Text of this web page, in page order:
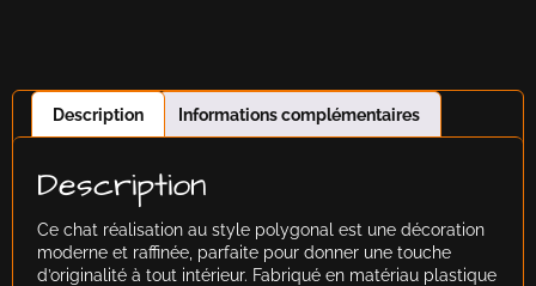
Description Informations complémentaires
Description
Ce chat réalisation au style polygonal est une décoration
moderne et raffinée, parfaite pour donner une touche
d’originalité à tout intérieur. Fabriqué en matériau plastique